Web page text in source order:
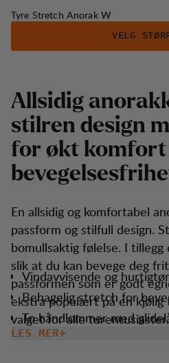
Tyre Stretch Anorak W
VELG
Allsidig anorak
stilren design m
for økt komfort
bevegelsesfrihe
En allsidig og komfortabel
passform og stilfull design.
bomullsaktig følelse. I
slik at du kan bevege deg
passformen som er godt
ekstra populært på en
valget for alle turentusiaster.
Vindavvisende og
Behagelig stretch for
To håndlommer med
Lommene har nettingfôr
LES MER